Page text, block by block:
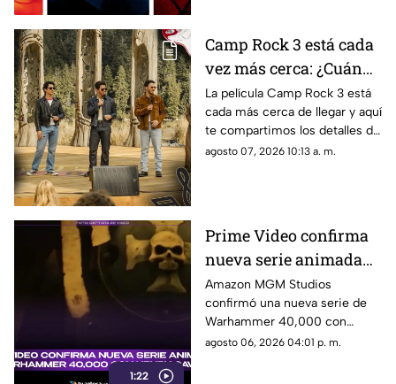
Camp Rock 3 está cada
vez más cerca: ¿Cuándo
y en dónde se estrenará
la nueva película de los
Jonas Brothers?
La película Camp Rock 3 está
cada más cerca de llegar y aquí
te compartimos los detalles de
cuándo y dónde se estrenará la
agosto 07, 2026 10:13 a. m.
1:22
Prime Video confirma
nueva serie animada
de Warhammer 40,000
con Henry Cavill
Amazon MGM Studios
confirmó una nueva serie de
Warhammer 40,000 con
Henry Cavill como productor
agosto 06, 2026 04:01 p. m.